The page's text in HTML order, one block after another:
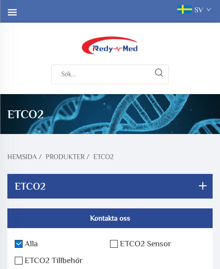
SV
ETCO2
HEMSIDA / PRODUKTER / ETCO2
ETCO2
Kontakta oss
Alla
ETCO2 Sensor
ETCO2 Tillbehör